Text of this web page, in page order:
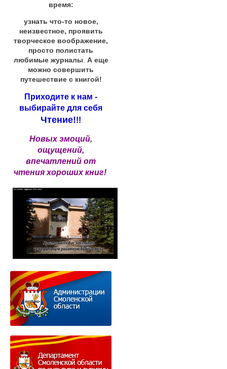
время:
узнать что-то новое,
неизвестное, проявить
творческое воображение,
просто полистать
любимые журналы А еще
можно совершить
путешествие с книгой!
Приходите к нам -
выбирайте для себя
Чтение!!!
Новых эмоций,
ощущений,
впечатлений от
чтения хороших книг!